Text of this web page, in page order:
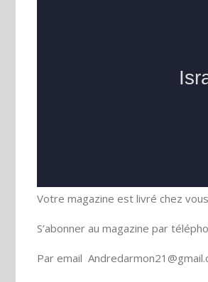
Votre magazine est livré chez
S’abonner au magazine par
Par email